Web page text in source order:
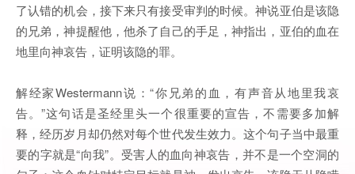
了认错的机会，接下来只有接受审判的时候。神说亚伯是该隐
的兄弟，神提醒他，他杀了自己的手足，神指出，亚伯的血在
地里向神哀告，证明该隐的罪。
解经家Westermann说：“你兄弟的血，有声音从地里我哀
告。”这句话是圣经里头一个很重要的宣告，不需要多加解
释，经历岁月却仍然对每个世代发生效力。这个句子当中最重
要的字就是“向我”。受害人的血向神哀告，并不是一个空洞的